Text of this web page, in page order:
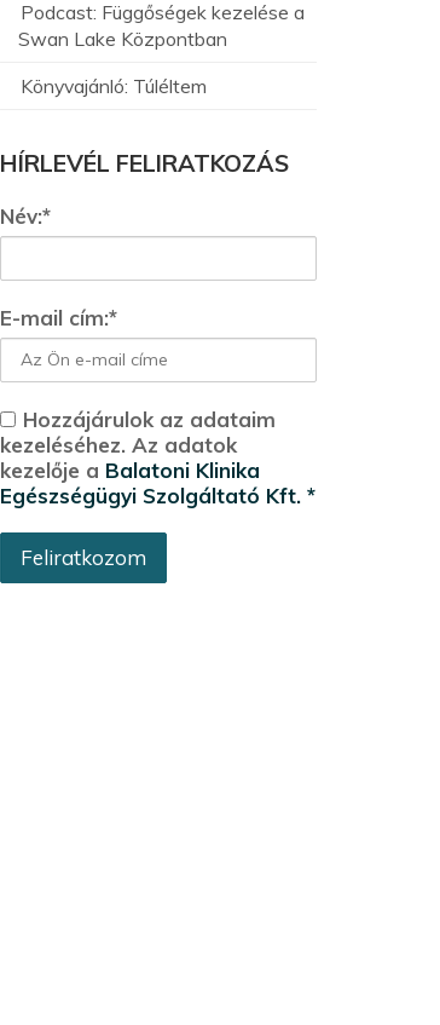
Podcast: Függőségek kezelése a
Swan Lake Központban
Könyvajánló: Túléltem
HÍRLEVÉL FELIRATKOZÁS
Név:*
E-mail cím:*
Hozzájárulok az adataim
kezeléséhez. Az adatok
kezelője a Balatoni Klinika
Egészségügyi Szolgáltató Kft. *